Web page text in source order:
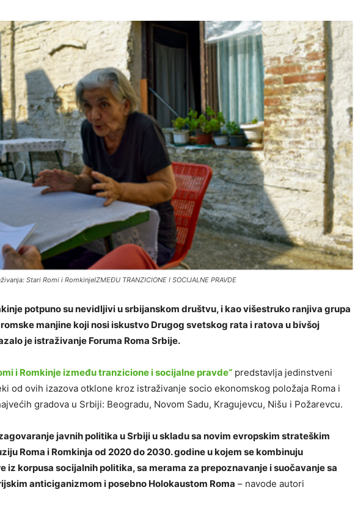
Stari Romi i RomkinjeIZMEĐU TRANZICIONE I SOCIJALNE PRAVDE
potpuno su nevidljivi u srbijanskom društvu, i kao višestruko ranjiva grupa
manjine koji nosi iskustvo Drugog svetskog rata i ratova u bivšoj
je istraživanje Foruma Roma Srbije.
i Romkinje između tranzicione i socijalne pravde“ predstavlja jedinstveni
od ovih izazova otklone kroz istraživanje socio ekonomskog položaja Roma i
gradova u Srbiji: Beogradu, Novom Sadu, Kragujevcu, Nišu i Požarevcu.
javnih politika u Srbiji u skladu sa novim evropskim strateškim
Roma i Romkinja od 2020 do 2030. godine u kojem se kombinuju
iz korpusa socijalnih politika, sa merama za prepoznavanje i suočavanje sa
anticiganizmom i posebno Holokaustom Roma – navode autori